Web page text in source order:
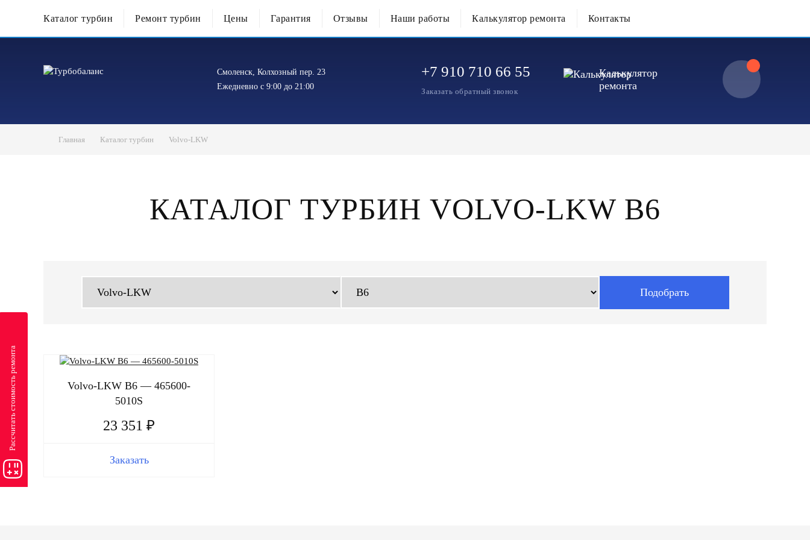
Каталог турбин Ремонт турбин Цены Гарантия Отзывы Наши работы Калькулятор ремонта Контакты
Смоленск, Колхозный пер. 23
Ежедневно с 9:00 до 21:00
+7 910 710 66 55
Заказать обратный звонок
Калькулятор
ремонта
Главная Каталог турбин Volvo-LKW
КАТАЛОГ ТУРБИН VOLVO-LKW B6
Volvo-LKW B6 — 465600-
5010S
23 351 ₽
Заказать
Рассчитать стоимость ремонта